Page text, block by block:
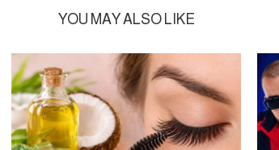
YOU MAY ALSO LIKE